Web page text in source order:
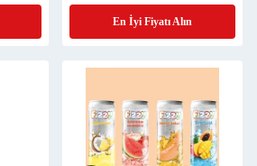
En İyi Fiyatı Alın